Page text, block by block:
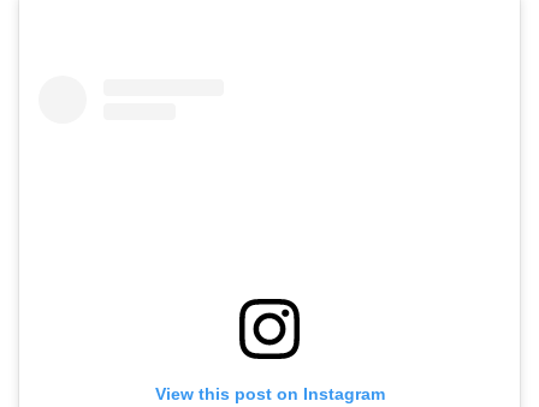
View this post on Instagram